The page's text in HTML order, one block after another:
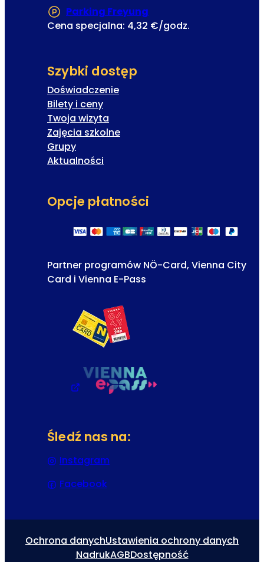
Parking Freyung
Cena specjalna: 4,32 €/godz.
Szybki dostęp
Doświadczenie
Bilety i ceny
Twoja wizyta
Zajęcia szkolne
Grupy
Aktualności
Opcje płatności
Partner programów NÖ-Card, Vienna City
Card i Vienna E-Pass
Śledź nas na:
Instagram
Facebook
Ochrona danychUstawienia ochrony danych
NadrukAGBDostępność